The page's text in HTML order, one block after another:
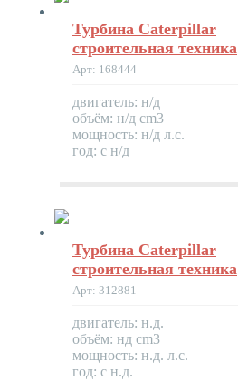
Турбина Caterpillar
строительная техника
Арт: 168444
двигатель: н/д
объём: н/д cm3
мощность: н/д л.с.
год: с н/д
Турбина Caterpillar
строительная техника
Арт: 312881
двигатель: н.д.
объём: нд cm3
мощность: н.д. л.с.
год: с н.д.